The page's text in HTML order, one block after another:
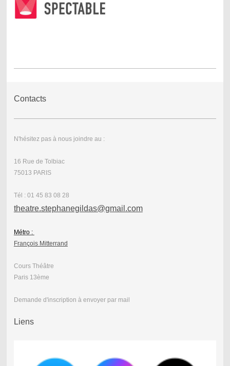
Contacts
N'hésitez pas à nous joindre au :
16 Rue de Tolbiac
75013 PARIS
Tél : 01 45 83 08 28
theatre.stephanegildas@gmail.com
Métro :
François Mitterrand
Cours Théâtre
Paris 13ème
Demande d'inscription à envoyer par mail
Liens